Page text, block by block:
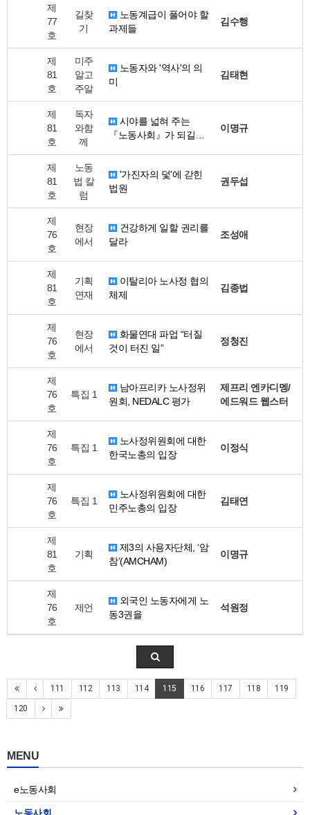
제
77
호
길찾
기
노동계급이 풀어야 할
과제들
김수행
제
81
호
미주
알고
주알
노동자와 '역사'의 의
미
김태현
제
81
호
독자
와함
께
시야를 넓혀 주는
『노동사회』가 되길…
이명규
제
81
호
노동
법 칼
럼
'가진자의 덫'에 갇힌
법원
권두섭
제
76
호
현장
에서
건강하게 일할 권리를
달라
조성애
제
81
호
기획
연재
이탈리아 노사정 협의
체제
김종법
제
76
호
현장
에서
화물연대 파업 “터질
것이 터진 일”
정청진
제
76
호
특집 1
남아프리카 노사정위
원회, NEDALC 평가
제프리 엔카디멩/
에드워드 웹스터
제
76
호
특집 1
노사정위원회에 대한
한국노총의 입장
이정식
제
76
호
특집 1
노사정위원회에 대한
민주노총의 입장
김태연
제
81
호
기획
제3의 사용자단체, ‘암
참’(AMCHAM)
이명규
제
76
호
제언
외국인 노동자에게 노
동3권을
석원정
111 112 113 114 115 116 117 118 119
120
MENU
e노동사회